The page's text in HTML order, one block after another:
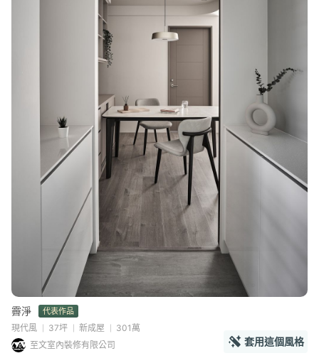
霽淨 代表作品
現代風 37坪 新成屋
301萬
至文室內裝修有限公司
套用這個風格